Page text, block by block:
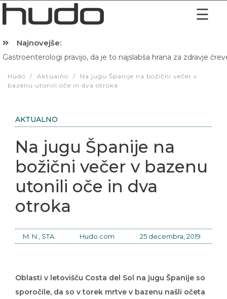
Najnovejše:
Gastroenterologi pravijo, da je to najslabša hrana za zdravje
Hudo / Aktualno /
Na jugu Španije na božični večer v
bazenu utonili oče in dva otroka
AKTUALNO
Na jugu Španije na
božični večer v bazenu
utonili oče in dva
otroka
M. N., STA Hudo.com 25 decembra, 2019
Oblasti v letovišču Costa del Sol na jugu Španije so
sporočile, da so v torek mrtve v bazenu našli očeta